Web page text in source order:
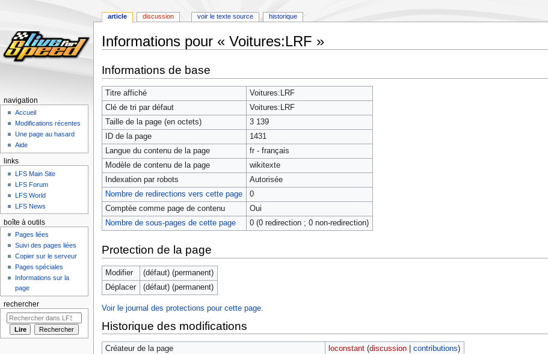
Informations pour « Voitures:LRF »
à
la
navigation
à
la
recherche
Informations de base
Titre affiché
Voitures:LRF
Clé de tri par défaut
Voitures:LRF
Taille de la page (en octets)
3 139
ID de la page
1431
Langue du contenu de la page
fr - français
Modèle de contenu de la page
wikitexte
Indexation par robots
Autorisée
Nombre de redirections vers cette page
0
Comptée comme page de contenu
Oui
Nombre de sous-pages de cette page
0 (0 redirection ; 0 non-redirection)
Protection de la page
Modifier
(défaut) (permanent)
Déplacer
(défaut) (permanent)
Voir le journal des protections pour cette page.
Historique des modifications
Créateur de la page loconstant (discussion| contributions)
article discussion voir le texte source historique
navigation
Accueil
Modifications récentes
Une page au hasard
Aide
links
LFS Main Site
LFS Forum
LFS World
LFS News
boîte à outils
Pages liées
Suivi des pages liées
Copier sur le serveur
Pages spéciales
Informations sur la
page
rechercher